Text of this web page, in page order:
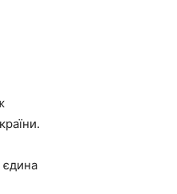
єдина